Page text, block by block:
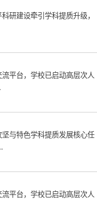
研建设牵引学科提质升级，
平台，学校已启动高层次人
与特色学科提质发展核心任
平台，学校已启动高层次人